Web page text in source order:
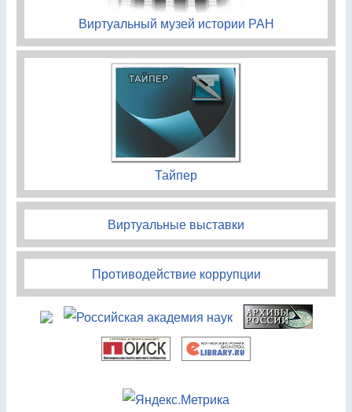
Виртуальный музей истории РАН
Тайпер
Виртуальные выставки
Противодействие коррупции